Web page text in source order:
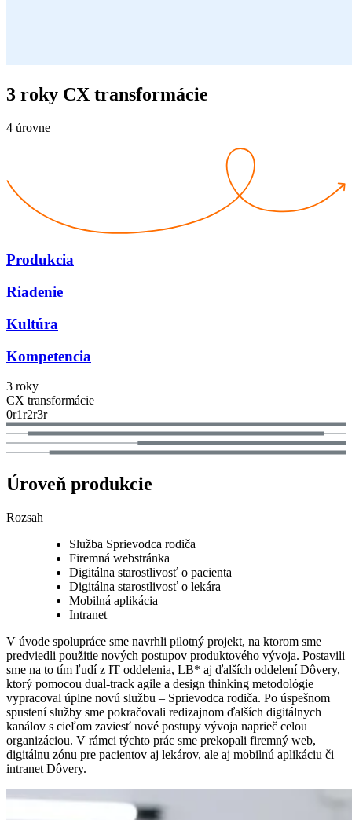
3 roky CX transformácie
4 úrovne
Produkcia
Riadenie
Kultúra
Kompetencia
3 roky
CX transformácie
0r1r2r3r
Úroveň produkcie
Rozsah
Služba Sprievodca rodiča
Firemná webstránka
Digitálna starostlivosť o pacienta
Digitálna starostlivosť o lekára
Mobilná aplikácia
Intranet
V úvode spolupráce sme navrhli pilotný projekt, na ktorom sme
predviedli použitie nových postupov produktového vývoja. Postavili
sme na to tím ľudí z IT oddelenia, LB* aj ďalších oddelení Dôvery,
ktorý pomocou dual-track agile a design thinking metodológie
vypracoval úplne novú službu – Sprievodca rodiča. Po úspešnom
spustení služby sme pokračovali redizajnom ďalších digitálnych
kanálov s cieľom zaviesť nové postupy vývoja naprieč celou
organizáciou. V rámci týchto prác sme prekopali firemný web,
digitálnu zónu pre pacientov aj lekárov, ale aj mobilnú aplikáciu či
intranet Dôvery.